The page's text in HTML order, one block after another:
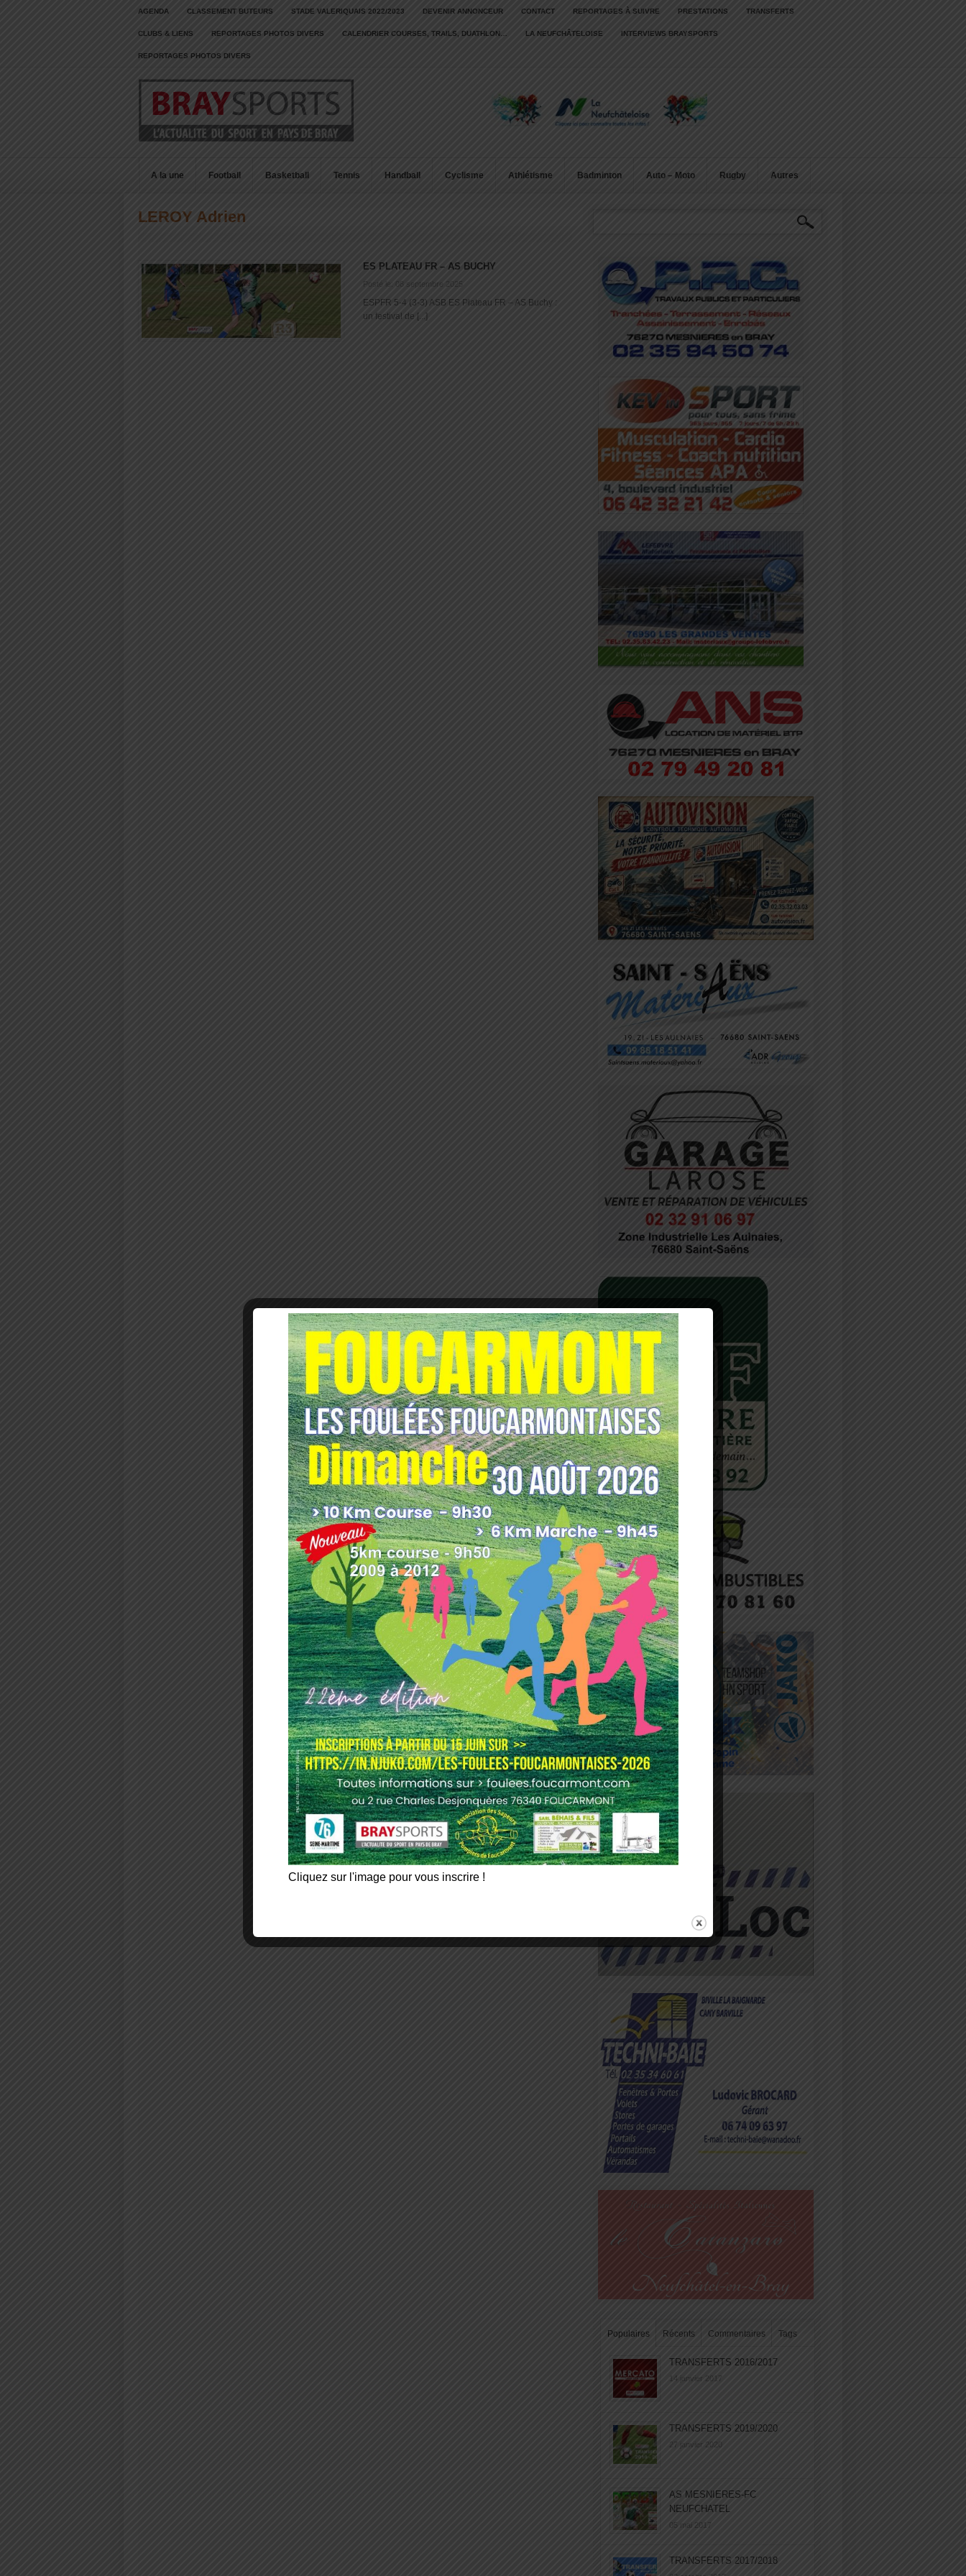
AGENDA CLASSEMENT BUTEURS STADE VALERIQUAIS 2022/2023 DEVENIR ANNONCEUR CONTACT REPORTAGES À SUIVRE PRESTATIONS TRANSFERTS
CLUBS & LIENS REPORTAGES PHOTOS DIVERS CALENDRIER COURSES, TRAILS, DUATHLON… LA NEUFCHÂTELOISE INTERVIEWS BRAYSPORTS
REPORTAGES PHOTOS DIVERS
A la une Football Basketball Tennis Handball Cyclisme Athlétisme Badminton Auto – Moto Rugby Autres
LEROY Adrien
ES PLATEAU FR – AS BUCHY
Posté le: 08 septembre 2025
ESPFR 5-4 (3-3) ASB ES Plateau FR – AS Buchy :
un festival de [...]
Populaires Récents Commentaires Tags
TRANSFERTS 2016/2017
14 janvier 2017
TRANSFERTS 2019/2020
27 janvier 2020
AS MESNIERES-FC
NEUFCHATEL
05 mai 2017
TRANSFERTS 2017/2018
Cliquez sur l'image pour vous inscrire !